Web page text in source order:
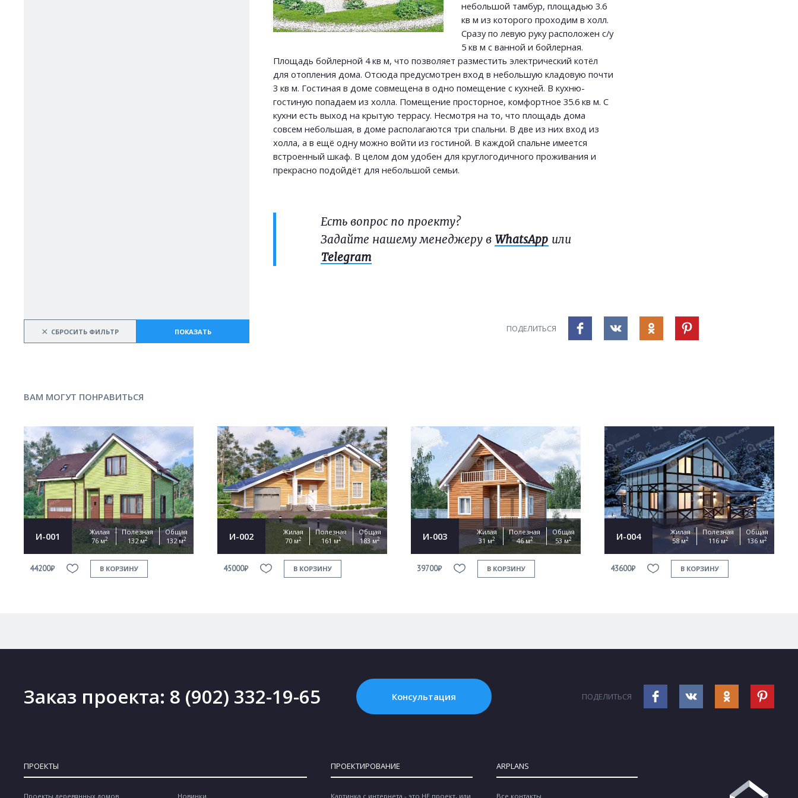
× СБРОСИТЬ ФИЛЬТР ПОКАЗАТЬ
небольшой тамбур, площадью 3.6
кв м из которого проходим в холл.
Сразу по левую руку расположен с/у
5 кв м с ванной и бойлерная.
Площадь бойлерной 4 кв м, что позволяет разместить электрический котёл
для отопления дома. Отсюда предусмотрен вход в небольшую кладовую почти
3 кв м. Гостиная в доме совмещена в одно помещение с кухней. В кухню-
гостиную попадаем из холла. Помещение просторное, комфортное 35.6 кв м. С
кухни есть выход на крытую террасу. Несмотря на то, что площадь дома
совсем небольшая, в доме располагаются три спальни. В две из них вход из
холла, а в ещё одну можно войти из гостиной. В каждой спальне имеется
встроенный шкаф. В целом дом удобен для круглогодичного проживания и
прекрасно подойдёт для небольшой семьи.
Есть вопрос по проекту?
Задайте нашему менеджеру в WhatsApp или
Telegram
ПОДЕЛИТЬСЯ
ВАМ МОГУТ ПОНРАВИТЬСЯ
И-001
Жилая
76 м2
Полезная
132 м2
Общая
132 м2
44200₽ В КОРЗИНУ
И-002
Жилая
70 м2
Полезная
161 м2
Общая
183 м2
45000₽ В КОРЗИНУ
И-003
Жилая
31 м2
Полезная
46 м2
Общая
53 м2
39700₽ В КОРЗИНУ
И-004
Жилая
58 м2
Полезная
116 м2
Общая
136 м2
43600₽ В КОРЗИНУ
Заказ проекта: 8 (902) 332-19-65 Консультация ПОДЕЛИТЬСЯ
ПРОЕКТЫ
Проекты деревянных домов Новинки
ПРОЕКТИРОВАНИЕ
Картинка с интернета - это НЕ проект, или
ARPLANS
Все контакты
ОТПРАВИТЬ